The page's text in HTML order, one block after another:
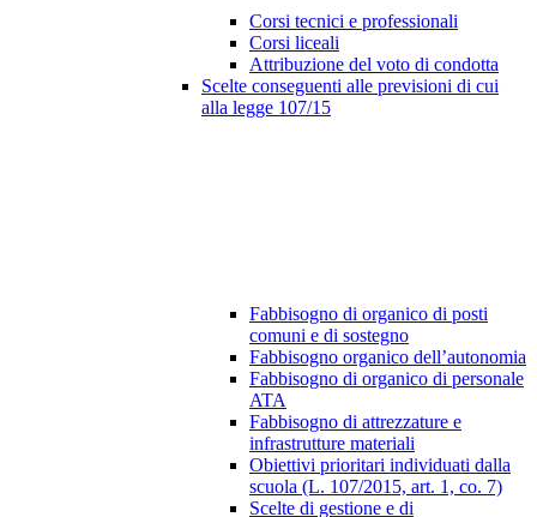
Corsi tecnici e professionali
Corsi liceali
Attribuzione del voto di condotta
Scelte conseguenti alle previsioni di cui
alla legge 107/15
Fabbisogno di organico di posti
comuni e di sostegno
Fabbisogno organico dell’autonomia
Fabbisogno di organico di personale
ATA
Fabbisogno di attrezzature e
infrastrutture materiali
Obiettivi prioritari individuati dalla
scuola (L. 107/2015, art. 1, co. 7)
Scelte di gestione e di